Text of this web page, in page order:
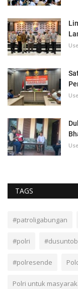
TAGS
#patroligabungan
#polri
#polresende
Polri untuk